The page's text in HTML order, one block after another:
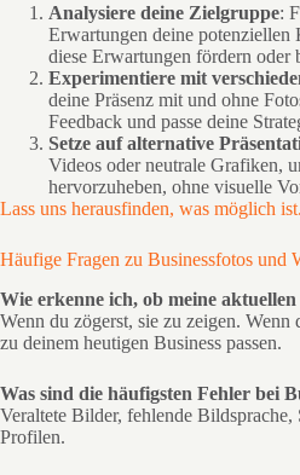
Analysiere deine Zielgruppe:
Erwartungen deine potenziellen
diese Erwartungen fördern oder
Experimentiere mit
deine Präsenz mit und ohne
Feedback und passe deine
Setze auf alternative
Videos oder neutrale Grafiken,
hervorzuheben, ohne visuelle
Lass uns herausfinden, was möglich ist.
Häufige Fragen zu Businessfotos und
Wie erkenne ich, ob meine aktuellen
Wenn du zögerst, sie zu zeigen. Wenn
zu deinem heutigen Business passen.
Was sind die häufigsten Fehler bei
Veraltete Bilder, fehlende Bildsprache,
Profilen.